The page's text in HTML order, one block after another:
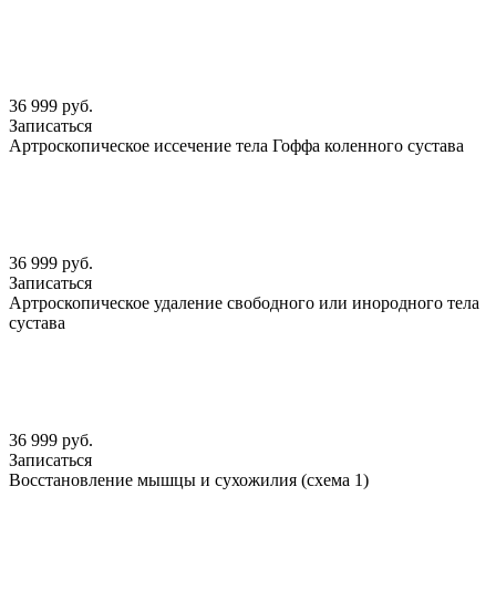
36 999 руб.
Записаться
Артроскопическое иссечение тела Гоффа коленного сустава
36 999 руб.
Записаться
Артроскопическое удаление свободного или инородного тела
сустава
36 999 руб.
Записаться
Восстановление мышцы и сухожилия (схема 1)